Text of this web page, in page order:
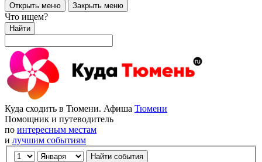
Открыть меню Закрыть меню
Что ищем?
Найти
Куда сходить в Тюмени. Афиша Тюмени
Помощник и путеводитель
по интересным местам
и лучшим событиям